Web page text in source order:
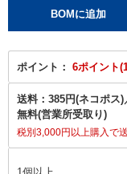
ポイント： 6ポイント
送料： 385円(ネコポス)
無料(営業所受取り)
税別3,000円以上購入で